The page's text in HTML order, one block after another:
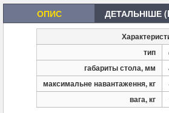
ОПИС ДЕТАЛЬНІШЕ
тип
габариты стола, мм
максимальне навантаження, кг
вага, кг